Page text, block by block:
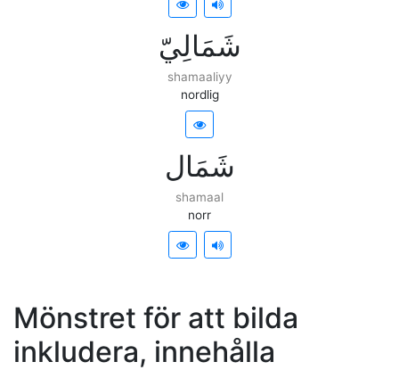
ﺷَﻤَﺎﻟِﻲّ
shamaaliyy
nordlig
ﺷَﻤَﺎﻝ
shamaal
norr
Mönstret för att bilda
inkludera, innehålla